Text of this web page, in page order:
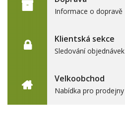
Informace o dopravě
Klientská sekce
Sledování objednávek
Velkoobchod
Nabídka pro prodejny